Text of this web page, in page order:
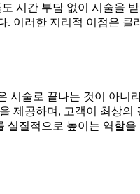
시간 부담 없이 시술을
. 이러한 지리적 이점은 클
술로 끝나는 것이 아니
제공하며, 고객이 최상
질적으로 높이는 역할